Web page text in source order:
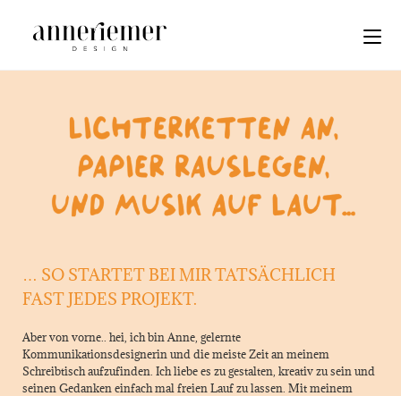
… SO STARTET BEI MIR TATSÄCHLICH
FAST JEDES PROJEKT.
Aber von vorne.. hei, ich bin Anne, gelernte
Kommunikationsdesignerin und die meiste Zeit an meinem
Schreibtisch aufzufinden. Ich liebe es zu gestalten, kreativ zu sein und
seinen Gedanken einfach mal freien Lauf zu lassen. Mit meinem